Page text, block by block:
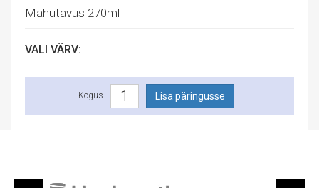
Mahutavus 270ml
VALI VÄRV:
Kogus